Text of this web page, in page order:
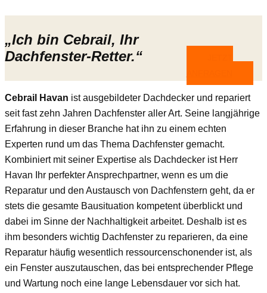
„Ich bin Cebrail, Ihr
Dachfenster-Retter.“
Cebrail Havan ist ausgebildeter Dachdecker und repariert
seit fast zehn Jahren Dachfenster aller Art. Seine langjährige
Erfahrung in dieser Branche hat ihn zu einem echten
Experten rund um das Thema Dachfenster gemacht.
Kombiniert mit seiner Expertise als Dachdecker ist Herr
Havan Ihr perfekter Ansprechpartner, wenn es um die
Reparatur und den Austausch von Dachfenstern geht, da er
stets die gesamte Bausituation kompetent überblickt und
dabei im Sinne der Nachhaltigkeit arbeitet. Deshalb ist es
ihm besonders wichtig Dachfenster zu reparieren, da eine
Reparatur häufig wesentlich ressourcenschonender ist, als
ein Fenster auszutauschen, das bei entsprechender Pflege
und Wartung noch eine lange Lebensdauer vor sich hat.